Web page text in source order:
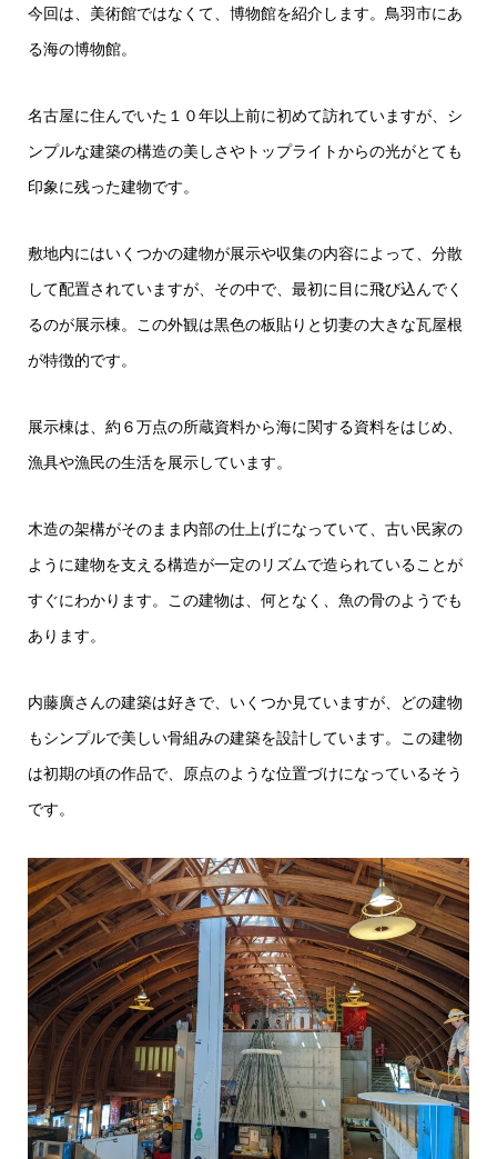
今回は、美術館ではなくて、博物館を紹介します。鳥羽市にあ
る海の博物館。
名古屋に住んでいた１０年以上前に初めて訪れていますが、シ
ンプルな建築の構造の美しさやトップライトからの光がとても
印象に残った建物です。
敷地内にはいくつかの建物が展示や収集の内容によって、分散
して配置されていますが、その中で、最初に目に飛び込んでく
るのが展示棟。この外観は黒色の板貼りと切妻の大きな瓦屋根
が特徴的です。
展示棟は、約６万点の所蔵資料から海に関する資料をはじめ、
漁具や漁民の生活を展示しています。
木造の架構がそのまま内部の仕上げになっていて、古い民家の
ように建物を支える構造が一定のリズムで造られていることが
すぐにわかります。この建物は、何となく、魚の骨のようでも
あります。
内藤廣さんの建築は好きで、いくつか見ていますが、どの建物
もシンプルで美しい骨組みの建築を設計しています。この建物
は初期の頃の作品で、原点のような位置づけになっているそう
です。